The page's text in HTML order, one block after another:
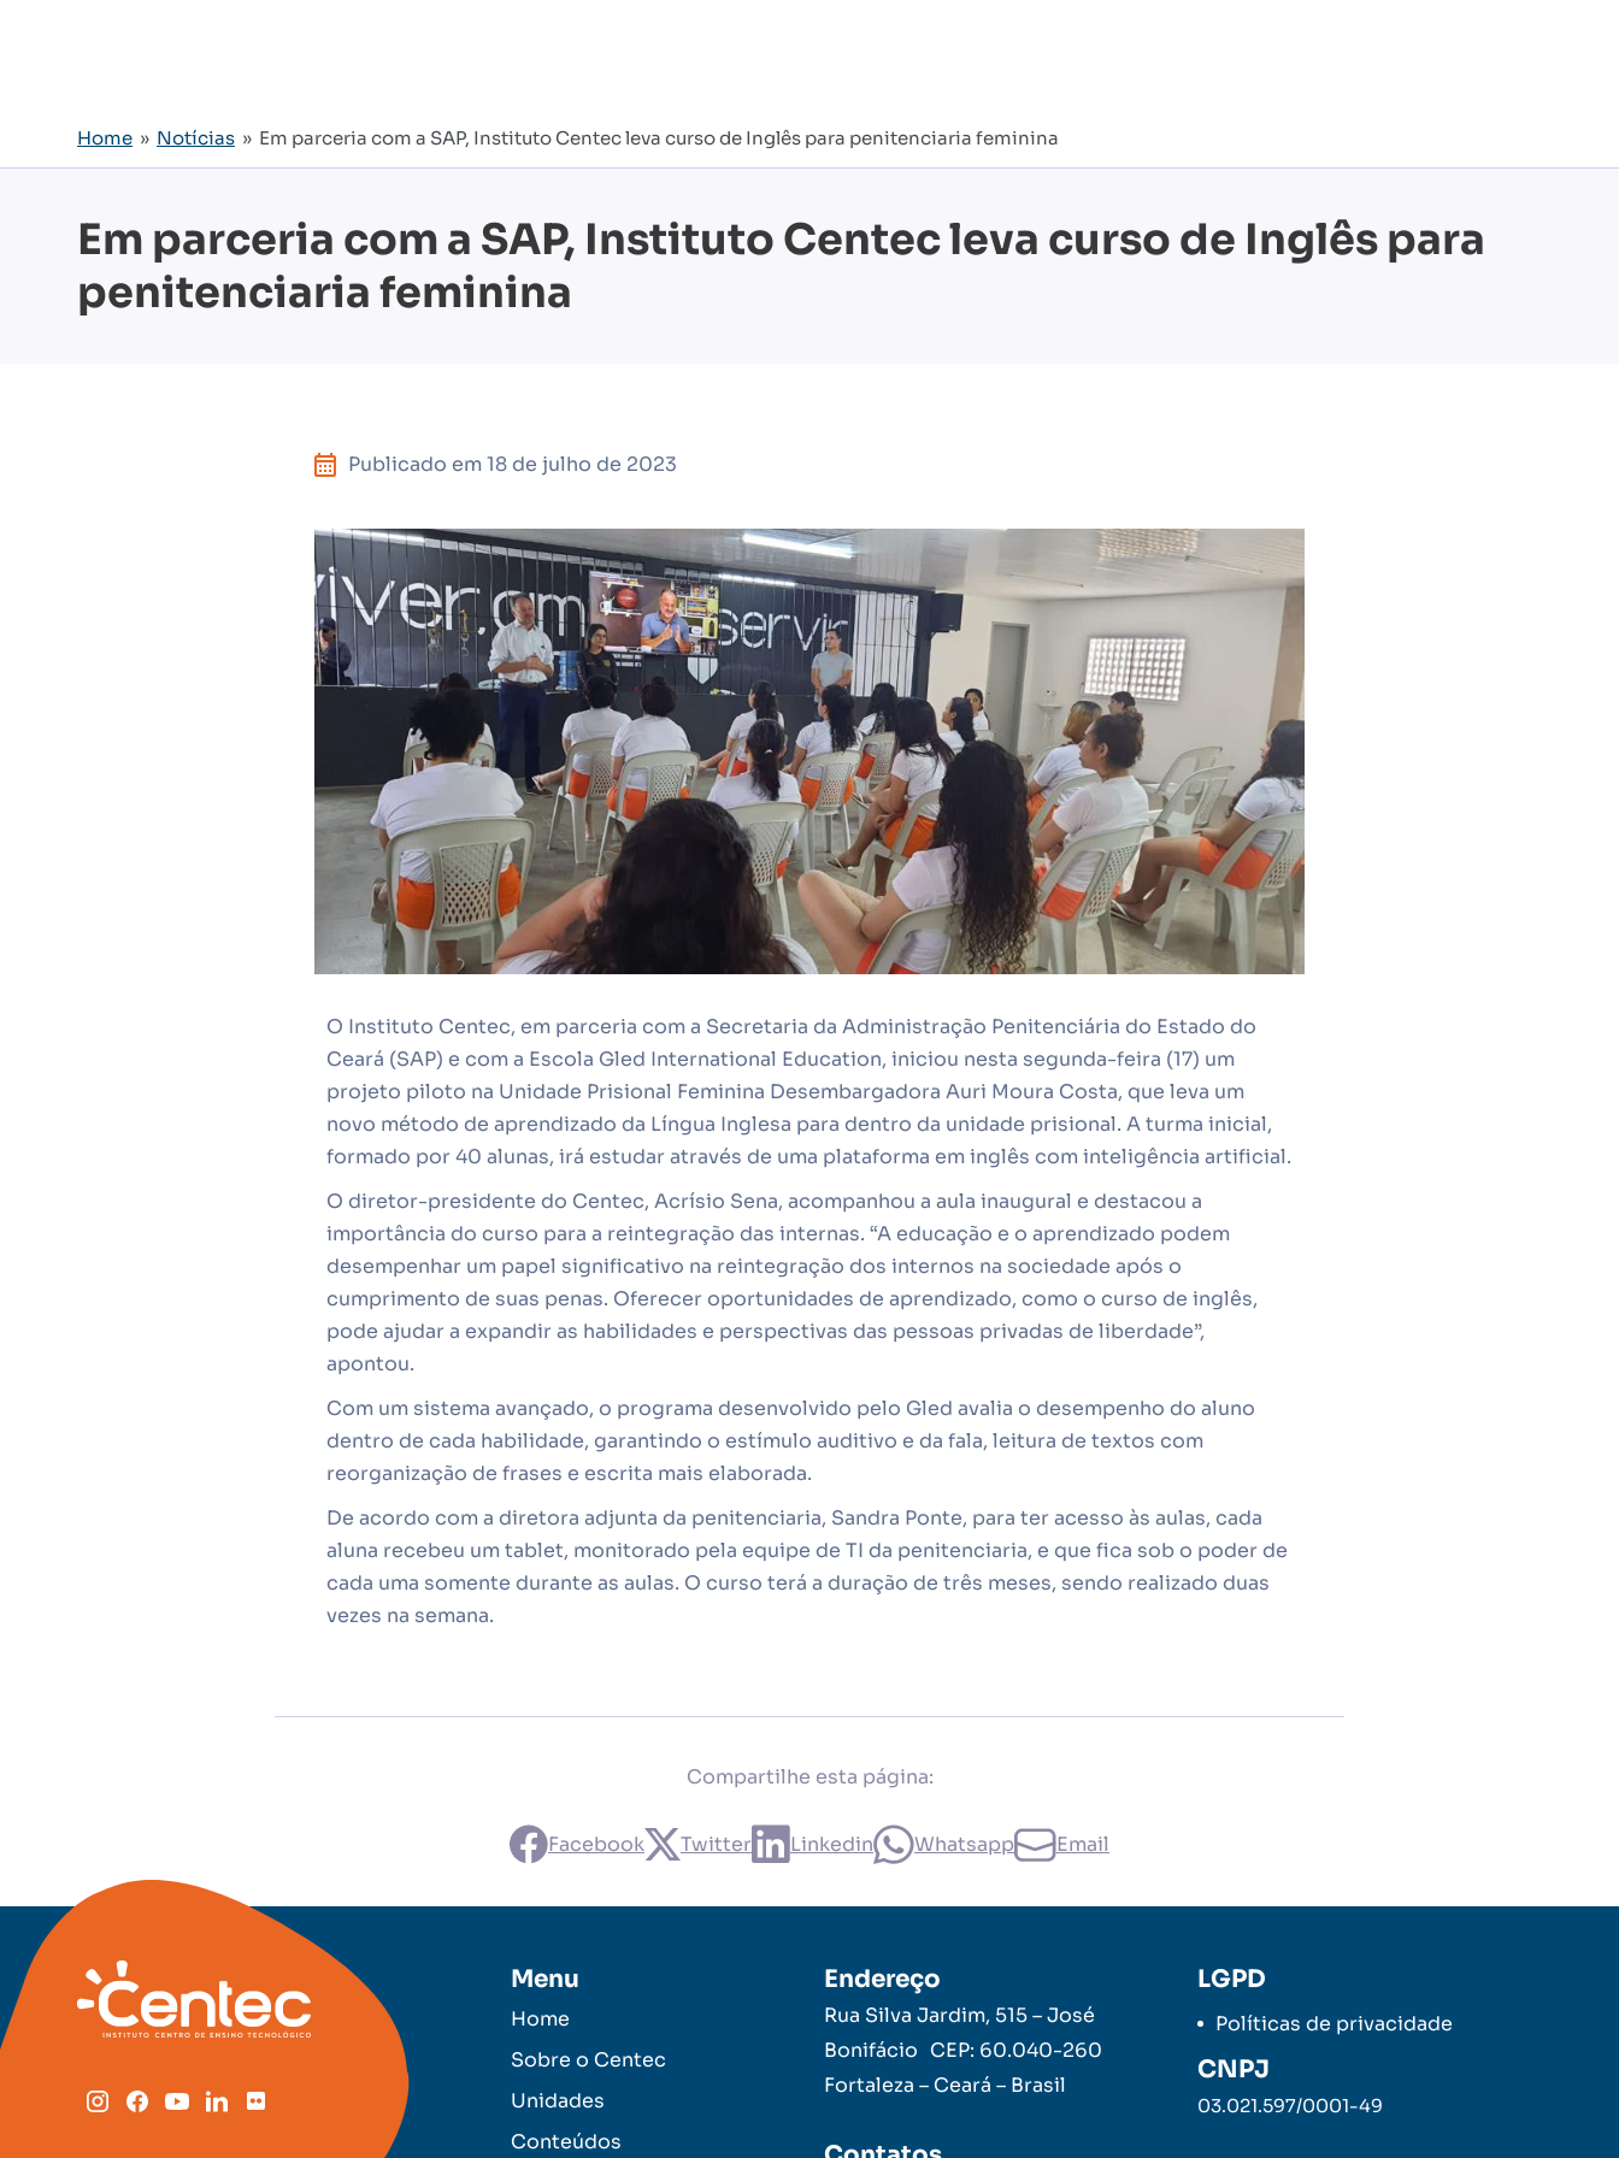
Home » Notícias » Em parceria com a SAP, Instituto Centec leva curso de Inglês para penitenciaria feminina
Em parceria com a SAP, Instituto Centec leva curso de Inglês para
penitenciaria feminina
Publicado em 18 de julho de 2023
O Instituto Centec, em parceria com a Secretaria da Administração Penitenciária do Estado do
Ceará (SAP) e com a Escola Gled International Education, iniciou nesta segunda-feira (17) um
projeto piloto na Unidade Prisional Feminina Desembargadora Auri Moura Costa, que leva um
novo método de aprendizado da Língua Inglesa para dentro da unidade prisional. A turma inicial,
formado por 40 alunas, irá estudar através de uma plataforma em inglês com inteligência artificial.
O diretor-presidente do Centec, Acrísio Sena, acompanhou a aula inaugural e destacou a
importância do curso para a reintegração das internas. “A educação e o aprendizado podem
desempenhar um papel significativo na reintegração dos internos na sociedade após o
cumprimento de suas penas. Oferecer oportunidades de aprendizado, como o curso de inglês,
pode ajudar a expandir as habilidades e perspectivas das pessoas privadas de liberdade”,
apontou.
Com um sistema avançado, o programa desenvolvido pelo Gled avalia o desempenho do aluno
dentro de cada habilidade, garantindo o estímulo auditivo e da fala, leitura de textos com
reorganização de frases e escrita mais elaborada.
De acordo com a diretora adjunta da penitenciaria, Sandra Ponte, para ter acesso às aulas, cada
aluna recebeu um tablet, monitorado pela equipe de TI da penitenciaria, e que fica sob o poder de
cada uma somente durante as aulas. O curso terá a duração de três meses, sendo realizado duas
vezes na semana.
Compartilhe esta página:
Facebook Twitter Linkedin Whatsapp Email
Menu
Home
Sobre o Centec
Unidades
Conteúdos
Endereço
Rua Silva Jardim, 515 – José
Bonifácio CEP: 60.040-260
Fortaleza – Ceará – Brasil
LGPD
Políticas de privacidade
CNPJ
03.021.597/0001-49